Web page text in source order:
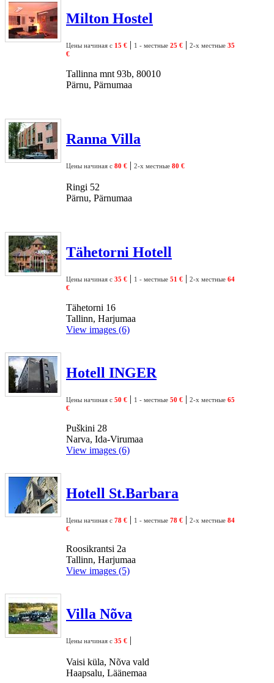
Milton Hostel
Цены начиная с 15 € | 1 - местные 25 € | 2-х местные 35
€
Tallinna mnt 93b, 80010
Pärnu, Pärnumaa
Ranna Villa
Цены начиная с 80 € | 2-х местные 80 €
Ringi 52
Pärnu, Pärnumaa
Tähetorni Hotell
Цены начиная с 35 € | 1 - местные 51 € | 2-х местные 64
€
Tähetorni 16
Tallinn, Harjumaa
View images (6)
Hotell INGER
Цены начиная с 50 € | 1 - местные 50 € | 2-х местные 65
€
Puškini 28
Narva, Ida-Virumaa
View images (6)
Hotell St.Barbara
Цены начиная с 78 € | 1 - местные 78 € | 2-х местные 84
€
Roosikrantsi 2a
Tallinn, Harjumaa
View images (5)
Villa Nõva
Цены начиная с 35 € |
Vaisi küla, Nõva vald
Haapsalu, Läänemaa